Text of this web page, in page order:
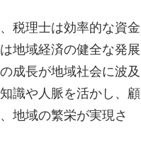
税理士は効率的な資金
地域経済の健全な発展
成長が地域社会に波及
識や人脈を活かし、顧
地域の繁栄が実現さ